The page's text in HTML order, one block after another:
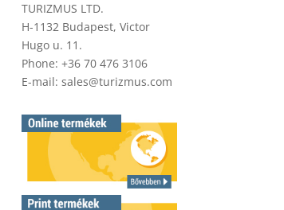
TURIZMUS LTD.
H-1132 Budapest, Victor
Hugo u. 11.
Phone: +36 70 476 3106
E-mail:sales@turizmus.com